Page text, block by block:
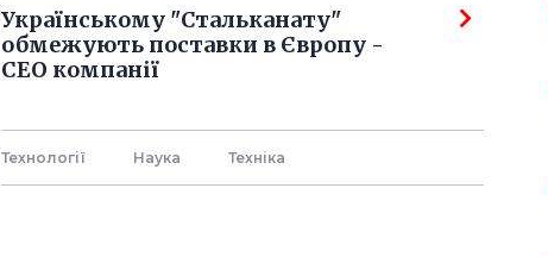
Українському "Стальканату"
обмежують поставки в Європу -
СЕО компанії
Технології Наука Технiка